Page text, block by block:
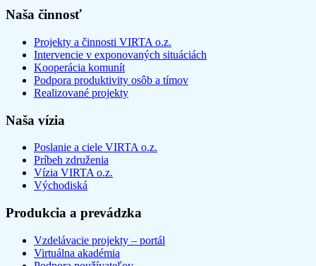
Naša činnosť
Projekty a činnosti VIRTA o.z.
Intervencie v exponovaných situáciách
Kooperácia komunít
Podpora produktivity osôb a tímov
Realizované projekty
Naša vízia
Poslanie a ciele VIRTA o.z.
Príbeh združenia
Vízia VIRTA o.z.
Východiská
Produkcia a prevádzka
Vzdelávacie projekty – portál
Virtuálna akadémia